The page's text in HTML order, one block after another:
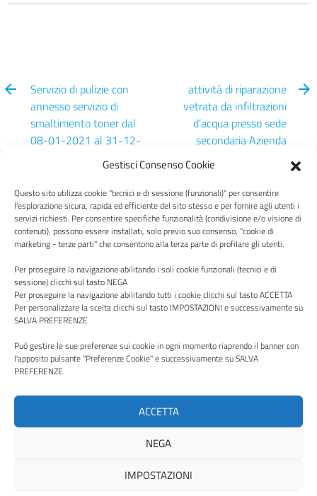
Gestisci Consenso Cookie
Questo sito utilizza cookie "tecnici e di sessione (funzionali)" per consentire
l’esplorazione sicura, rapida ed efficiente del sito stesso e per fornire agli utenti i
servizi richiesti. Per consentire specifiche funzionalità (condivisione e/o visione di
contenuti), possono essere installati, solo previo suo consenso, "cookie di
marketing - terze parti" che consentono alla terza parte di profilare gli utenti.
Per proseguire la navigazione abilitando i soli cookie funzionali (tecnici e di
sessione) clicchi sul tasto NEGA
Per proseguire la navigazione abilitando tutti i cookie clicchi sul tasto ACCETTA
Per personalizzare la scelta clicchi sul tasto IMPOSTAZIONI e successivamente su
SALVA PREFERENZE
Può gestire le sue preferenze sui cookie in ogni momento riaprendo il banner con
l'apposito pulsante "Preferenze Cookie" e successivamente su SALVA
PREFERENZE
ACCETTA
NEGA
IMPOSTAZIONI
Servizio di pulizie con
annesso servizio di
smaltimento toner dal
08-01-2021 al 31-12-
attività di riparazione
vetrata da infiltrazioni
d’acqua presso sede
secondaria Azienda
Speciale Centro Italia
Centro Italia
Via P. Borsellino, 16 - 02100 Rieti - Viale Trieste, 127, 01100
Viterbo
Codice Fiscale e Partita Iva: 00987490570
PEC:aziendacentroitalia@pec.it